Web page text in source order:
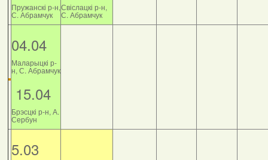
Пружанскі р-н,
С. Абрамчук
Свіслацкі р-н,
С. Абрамчук
04.04
Маларыцкі р-
н, С. Абрамчук
15.04
Брэсцкі р-н, А.
Сербун
5.03